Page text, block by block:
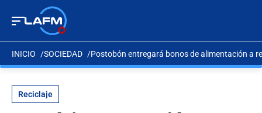
INICIO SOCIEDAD Postobón entregará bonos de alimentación a
Reciclaje